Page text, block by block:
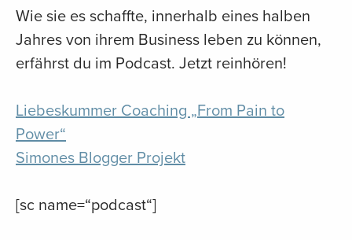
Wie sie es schaffte, innerhalb eines halben
Jahres von ihrem Business leben zu können,
erfährst du im Podcast. Jetzt reinhören!
Liebeskummer Coaching „From Pain to
Power“
Simones Blogger Projekt
[sc name=“podcast“]